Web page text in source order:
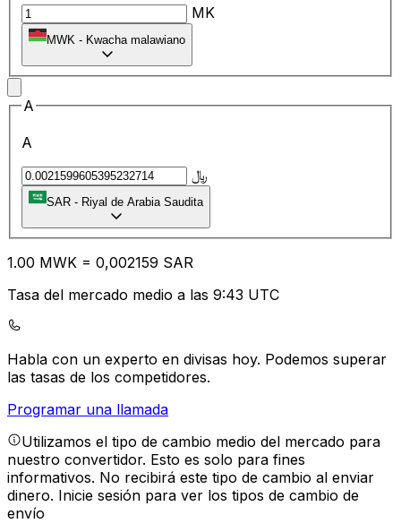
MK
MWK - Kwacha malawiano
A
A
﷼
SAR - Riyal de Arabia Saudita
1.00 MWK = 0,002159 SAR
Tasa del mercado medio a las 9:43 UTC
Habla con un experto en divisas hoy. Podemos superar
las tasas de los competidores.
Programar una llamada
Utilizamos el tipo de cambio medio del mercado para
nuestro convertidor. Esto es solo para fines
informativos. No recibirá este tipo de cambio al enviar
dinero. Inicie sesión para ver los tipos de cambio de
envío